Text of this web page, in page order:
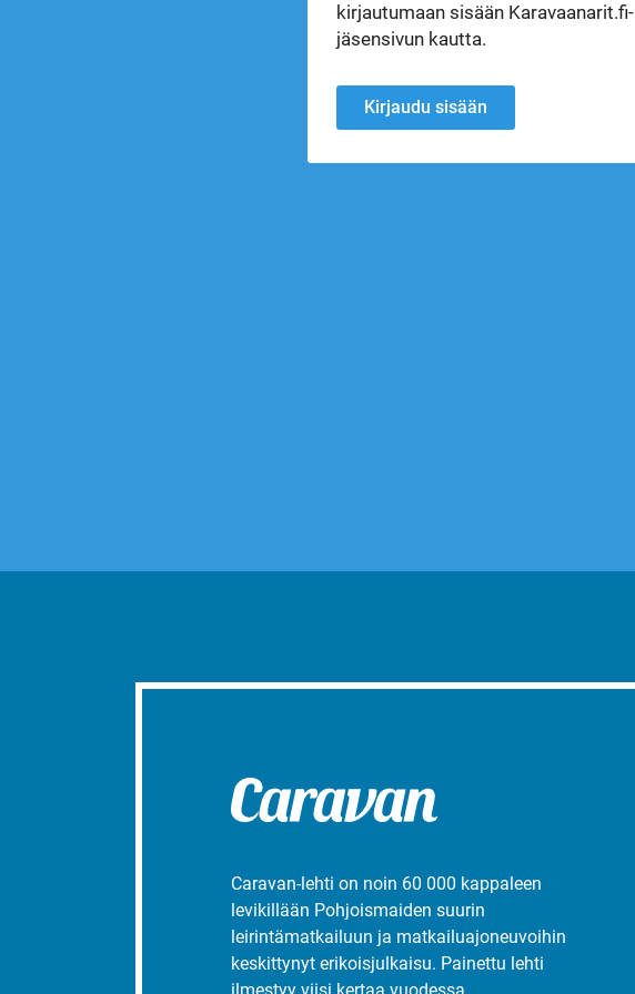
kirjautumaan sisään Karavaanarit.fi-
jäsensivun kautta.
Kirjaudu sisään
Caravan-lehti on noin 60 000 kappaleen
levikillään Pohjoismaiden suurin
leirintämatkailuun ja matkailuajoneuvoihin
keskittynyt erikoisjulkaisu. Painettu lehti
ilmestyy viisi kertaa vuodessa.